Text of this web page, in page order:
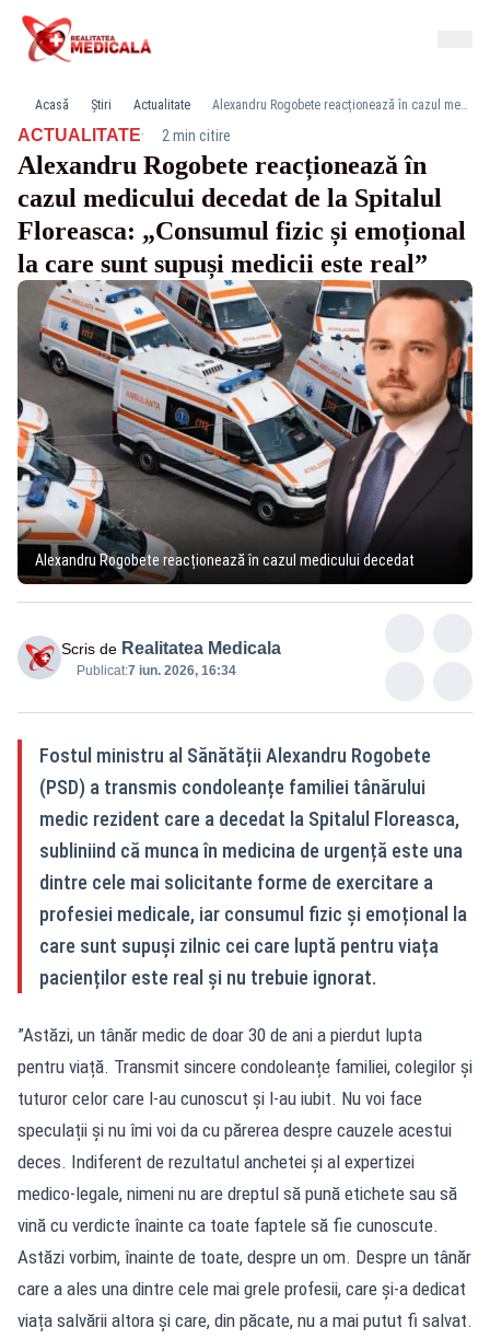
Acasă Știri Actualitate Alexandru Rogobete reacționează în cazul medicului decedat de la Spitalul Floreasca: „Consumul fizic și emoțional la care sunt supuși medicii este real”
ACTUALITATE· 2 min citire
Alexandru Rogobete reacționează în
cazul medicului decedat de la Spitalul
Floreasca: „Consumul fizic și emoțional
la care sunt supuși medicii este real”
Alexandru Rogobete reacționează în cazul medicului decedat
Scris de Realitatea Medicala
Publicat:7 iun. 2026, 16:34
Fostul ministru al Sănătății Alexandru Rogobete
(PSD) a transmis condoleanțe familiei tânărului
medic rezident care a decedat la Spitalul Floreasca,
subliniind că munca în medicina de urgență este una
dintre cele mai solicitante forme de exercitare a
profesiei medicale, iar consumul fizic și emoțional la
care sunt supuși zilnic cei care luptă pentru viața
pacienților este real și nu trebuie ignorat.
”Astăzi, un tânăr medic de doar 30 de ani a pierdut lupta
pentru viață. Transmit sincere condoleanțe familiei, colegilor și
tuturor celor care l-au cunoscut și l-au iubit. Nu voi face
speculații și nu îmi voi da cu părerea despre cauzele acestui
deces. Indiferent de rezultatul anchetei și al expertizei
medico-legale, nimeni nu are dreptul să pună etichete sau să
vină cu verdicte înainte ca toate faptele să fie cunoscute.
Astăzi vorbim, înainte de toate, despre un om. Despre un tânăr
care a ales una dintre cele mai grele profesii, care și-a dedicat
viața salvării altora și care, din păcate, nu a mai putut fi salvat.